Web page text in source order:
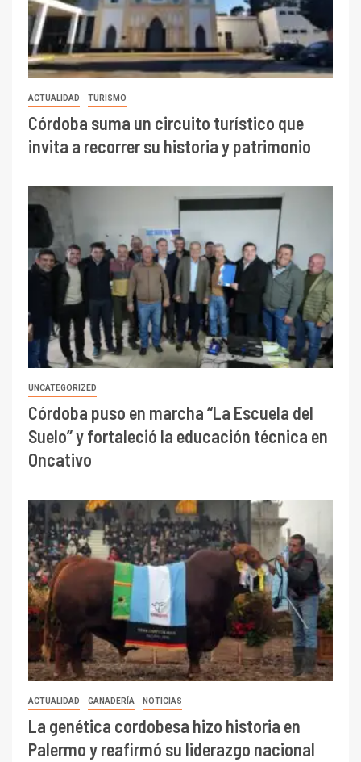
ACTUALIDAD TURISMO
Córdoba suma un circuito turístico que
invita a recorrer su historia y patrimonio
UNCATEGORIZED
Córdoba puso en marcha “La Escuela del
Suelo” y fortaleció la educación técnica en
Oncativo
ACTUALIDAD GANADERÍA NOTICIAS
La genética cordobesa hizo historia en
Palermo y reafirmó su liderazgo nacional